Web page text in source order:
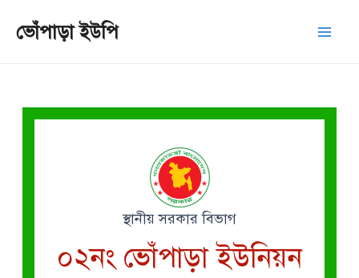
ভোঁপাড়া ইউপি
স্থানীয় সরকার বিভাগ
০২নং ভোঁপাড়া ইউনিয়ন